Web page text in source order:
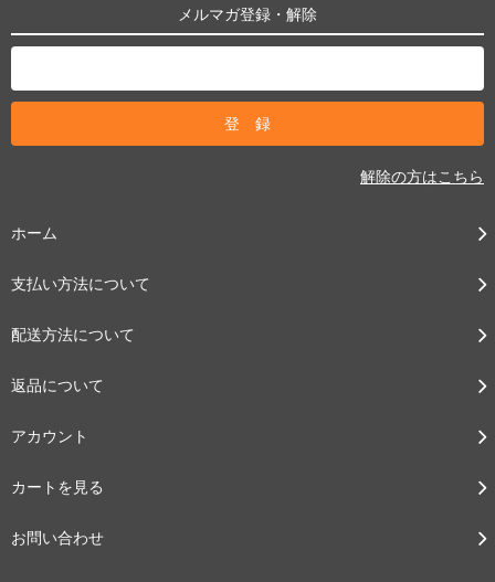
メルマガ登録・解除
解除の方はこちら
ホーム
支払い方法について
配送方法について
返品について
アカウント
カートを見る
お問い合わせ